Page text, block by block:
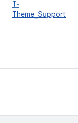
T-
Theme_Support